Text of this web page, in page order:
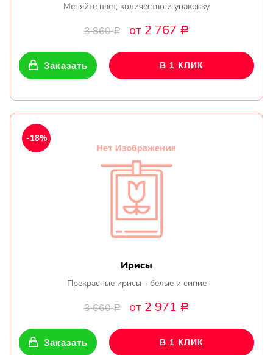
Меняйте цвет, количество и упаковку
3 860Р от 2 767 Р
Заказать В 1 КЛИК
Ирисы
Прекрасные ирисы - белые и синие
3 660Р от 2 971 Р
-18%
Заказать В 1 КЛИК